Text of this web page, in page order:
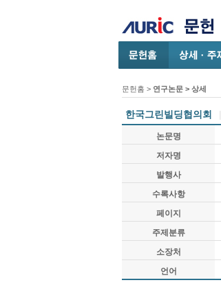
문헌홈 > 연구논문 > 상세
한국그린빌딩협의회 |
논문명
저자명
발행사
수록사항
페이지
주제분류
소장처
언어